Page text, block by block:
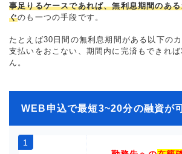
事足りるケースであれば、無利息期間のあ
ぐのも一つの手段です。
たとえば30日間の無利息期間がある以下の
支払いをおこない、期間内に完済もできれ
ん。
WEB申込で最短3~20分の融資が
1